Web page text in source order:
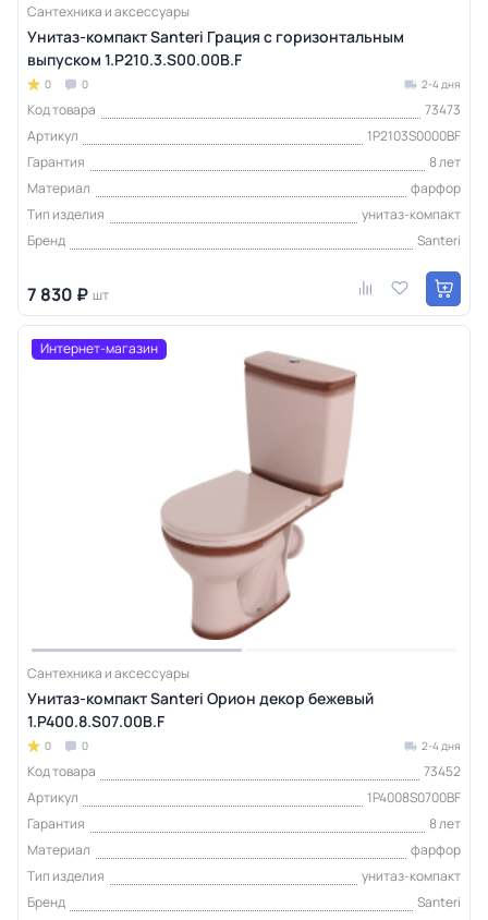
Сантехника и аксессуары
Унитаз-компакт Santeri Грация с горизонтальным
выпуском 1.P210.3.S00.00B.F
0 0 2-4 дня
Код товара
73473
Артикул
1P2103S0000BF
Гарантия
8 лет
Материал
фарфор
Тип изделия
унитаз-компакт
Бренд
Santeri
7 830 ₽ шт
Интернет-магазин
Сантехника и аксессуары
Унитаз-компакт Santeri Орион декор бежевый
1.P400.8.S07.00B.F
0 0 2-4 дня
Код товара
73452
Артикул
1P4008S0700BF
Гарантия
8 лет
Материал
фарфор
Тип изделия
унитаз-компакт
Бренд
Santeri